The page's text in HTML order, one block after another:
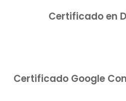
Certificado en
Certificado Google